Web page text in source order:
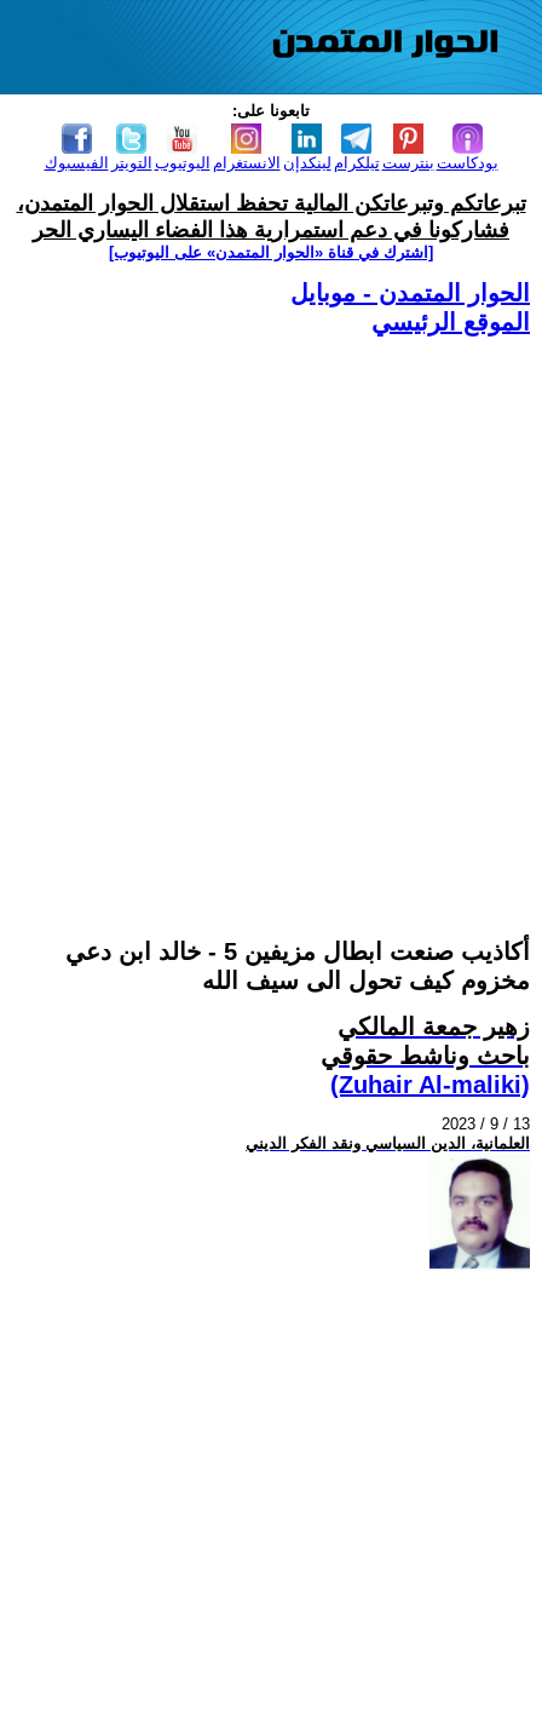
تابعونا على:
الفيسبوك التويتر اليوتيوب الانستغرام لينكدإن تيلكرامبنترست بودكاست
تبرعاتكم وتبرعاتكن المالية تحفظ استقلال الحوار المتمدن،
فشاركونا في دعم استمرارية هذا الفضاء اليساري الحر
[اشترك في قناة ‫«الحوار المتمدن» على اليوتيوب]
الحوار المتمدن - موبايل
الموقع الرئيسي
أكاذيب صنعت ابطال مزيفين 5 - خالد ابن دعي
مخزوم كيف تحول الى سيف الله
زهير جمعة المالكي
باحث وناشط حقوقي
(Zuhair Al-maliki)
2023 / 9 / 13
العلمانية، الدين السياسي ونقد الفكر الديني